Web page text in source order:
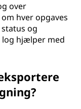
over
hver opgaves
og
log hjælper med